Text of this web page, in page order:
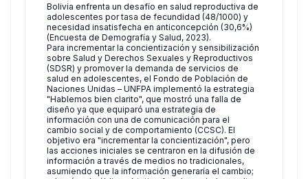
Bolivia enfrenta un desafío en salud reproductiva de
adolescentes por tasa de fecundidad (48/1000) y
necesidad insatisfecha en anticoncepción (30,6%)
(Encuesta de Demografía y Salud, 2023).
Para incrementar la concientización y sensibilización
sobre Salud y Derechos Sexuales y Reproductivos
(SDSR) y promover la demanda de servicios de
salud en adolescentes, el Fondo de Población de
Naciones Unidas – UNFPA implementó la estrategia
"Hablemos bien clarito", que mostró una falla de
diseño ya que equiparó una estrategia de
información con una de comunicación para el
cambio social y de comportamiento (CCSC). El
objetivo era "incrementar la concientización", pero
las acciones iniciales se centraron en la difusión de
información a través de medios no tradicionales,
asumiendo que la información generaría el cambio;